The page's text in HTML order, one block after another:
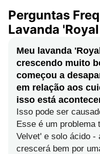
Perguntas
Lavanda
Meu lavanda
crescendo muito
começou a
em relação aos
isso está
Isso pode ser
Esse é um problema
Velvet' e solo ácido -
crescerá bem por